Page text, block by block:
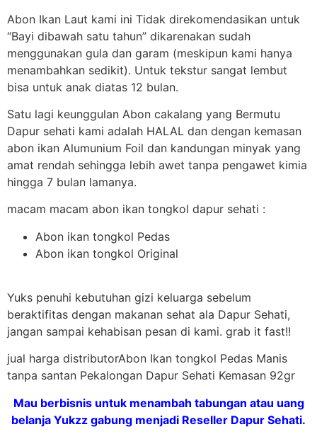
Abon Ikan Laut kami ini Tidak direkomendasikan untuk
“Bayi dibawah satu tahun” dikarenakan sudah
menggunakan gula dan garam (meskipun kami hanya
menambahkan sedikit). Untuk tekstur sangat lembut
bisa untuk anak diatas 12 bulan.
Satu lagi keunggulan Abon cakalang yang Bermutu
Dapur sehati kami adalah HALAL dan dengan kemasan
abon ikan Alumunium Foil dan kandungan minyak yang
amat rendah sehingga lebih awet tanpa pengawet kimia
hingga 7 bulan lamanya.
macam macam abon ikan tongkol dapur sehati :
Abon ikan tongkol Pedas
Abon ikan tongkol Original
Yuks penuhi kebutuhan gizi keluarga sebelum
beraktifitas dengan makanan sehat ala Dapur Sehati,
jangan sampai kehabisan pesan di kami. grab it fast!!
jual harga distributorAbon Ikan tongkol Pedas Manis
tanpa santan Pekalongan Dapur Sehati Kemasan 92gr
Mau berbisnis untuk menambah tabungan atau uang
belanja Yukzz gabung menjadi Reseller Dapur Sehati.